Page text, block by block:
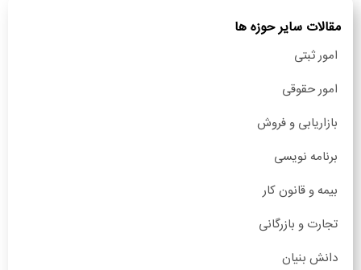
مقالات سایر حوزه ها
امور ثبتی
امور حقوقی
بازاریابی و فروش
برنامه نویسی
بیمه و قانون کار
تجارت و بازرگانی
دانش بنیان